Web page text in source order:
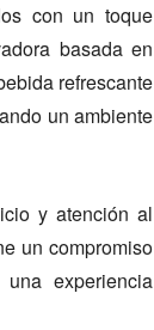
con un toque
basada en
refrescante
un ambiente
y atención al
un compromiso
experiencia